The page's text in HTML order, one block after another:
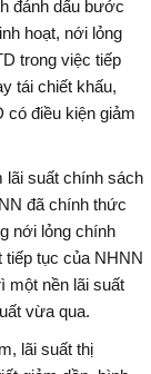
đánh dấu bước
hoạt, nới lỏng
trong việc tiếp
tái chiết khấu,
có điều kiện giảm
lãi suất chính sách
đã chính thức
nới lỏng chính
tiếp tục của NHNN
một nền lãi suất
vừa qua.
lãi suất thị